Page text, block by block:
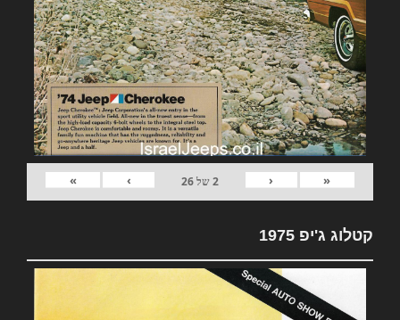
«
‹
2של26
›
»
קטלוג ג'יפ 1975